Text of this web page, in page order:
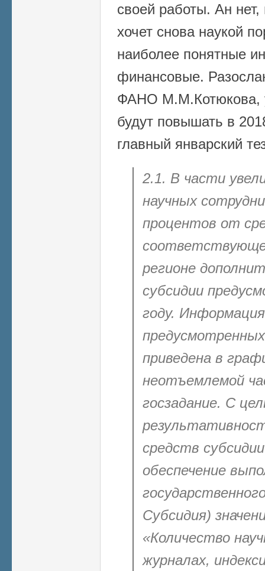
своей работы. Ан
хочет снова наукой
наиболее понятные
финансовые.
ФАНО М.М.Котюкова,
будут повышать в
главный январский
2.1. В части
научных
процентов от
регионе
субсидии
году.
приведена в
неотъемлемой
госзадание. С
средств
обеспечение
Субсидия)
«Количество
журналах,